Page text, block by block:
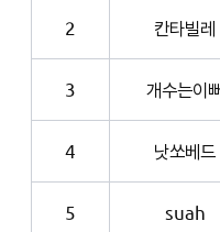
2 칸타빌레
3 개수는이
4 낫쏘베드
5 suah